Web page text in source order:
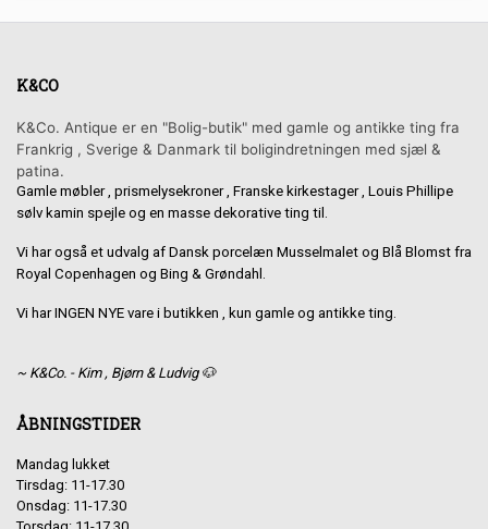
K&CO
K&Co. Antique er en "Bolig-butik" med gamle og antikke ting fra
Frankrig , Sverige & Danmark til boligindretningen med sjæl &
patina.
Gamle møbler , prismelysekroner , Franske kirkestager , Louis Phillipe
sølv kamin spejle og en masse dekorative ting til.
Vi har også et udvalg af Dansk porcelæn Musselmalet og Blå Blomst fra
Royal Copenhagen og Bing & Grøndahl.
Vi har INGEN NYE vare i butikken , kun gamle og antikke ting.
~ K&Co. - Kim , Bjørn & Ludvig 🐶
ÅBNINGSTIDER
Mandag lukket
Tirsdag: 11-17.30
Onsdag: 11-17.30